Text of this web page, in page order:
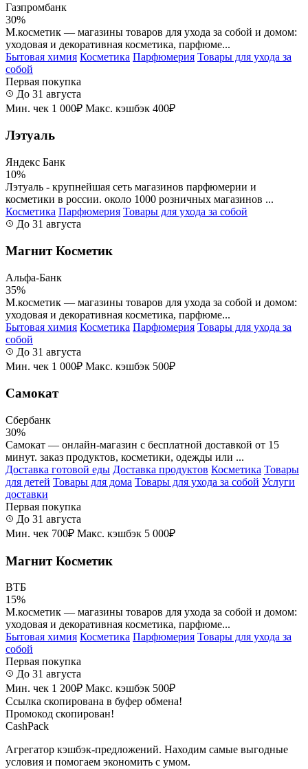
Газпромбанк
30%
М.косметик — магазины товаров для ухода за собой и домом:
уходовая и декоративная косметика, парфюме...
Бытовая химия Косметика Парфюмерия Товары для ухода за
собой
Первая покупка
До 31 августа
Мин. чек 1 000₽ Макс. кэшбэк 400₽
Лэтуаль
Яндекс Банк
10%
Лэтуаль - крупнейшая сеть магазинов парфюмерии и
косметики в россии. около 1000 розничных магазинов ...
Косметика Парфюмерия Товары для ухода за собой
До 31 августа
Магнит Косметик
Альфа-Банк
35%
М.косметик — магазины товаров для ухода за собой и домом:
уходовая и декоративная косметика, парфюме...
Бытовая химия Косметика Парфюмерия Товары для ухода за
собой
До 31 августа
Мин. чек 1 000₽ Макс. кэшбэк 500₽
Самокат
Сбербанк
30%
Самокат — онлайн-магазин с бесплатной доставкой от 15
минут. заказ продуктов, косметики, одежды или ...
Доставка готовой еды Доставка продуктов Косметика Товары
для детей Товары для дома Товары для ухода за собой Услуги
доставки
Первая покупка
До 31 августа
Мин. чек 700₽ Макс. кэшбэк 5 000₽
Магнит Косметик
ВТБ
15%
М.косметик — магазины товаров для ухода за собой и домом:
уходовая и декоративная косметика, парфюме...
Бытовая химия Косметика Парфюмерия Товары для ухода за
собой
Первая покупка
До 31 августа
Мин. чек 1 200₽ Макс. кэшбэк 500₽
Ссылка скопирована в буфер обмена!
Промокод скопирован!
CashPack
Агрегатор кэшбэк-предложений. Находим самые выгодные
условия и помогаем экономить с умом.